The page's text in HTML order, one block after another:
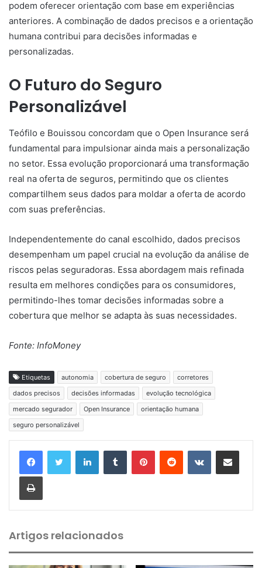
podem oferecer orientação com base em experiências
anteriores. A combinação de dados precisos e a orientação
humana contribui para decisões informadas e
personalizadas.
O Futuro do Seguro
Personalizável
Teófilo e Bouissou concordam que o Open Insurance será
fundamental para impulsionar ainda mais a personalização
no setor. Essa evolução proporcionará uma transformação
real na oferta de seguros, permitindo que os clientes
compartilhem seus dados para moldar a oferta de acordo
com suas preferências.
Independentemente do canal escolhido, dados precisos
desempenham um papel crucial na evolução da análise de
riscos pelas seguradoras. Essa abordagem mais refinada
resulta em melhores condições para os consumidores,
permitindo-lhes tomar decisões informadas sobre a
cobertura que melhor se adapta às suas necessidades.
Fonte: InfoMoney
Etiquetas autonomia cobertura de seguro
corretores
dados precisos
decisões informadas
evolução tecnológica
mercado segurador
Open Insurance
orientação humana
seguro personalizável
Artigos relacionados